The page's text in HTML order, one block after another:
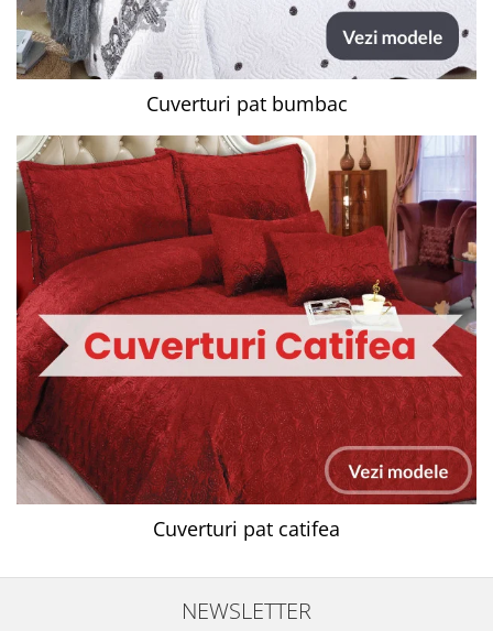
Cuverturi pat bumbac
Cuverturi pat catifea
NEWSLETTER